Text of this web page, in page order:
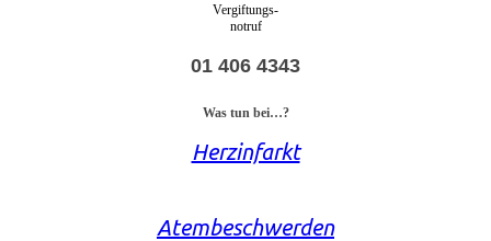
Vergiftungs-
notruf
01 406 4343
Was tun bei…?
Herzinfarkt
Atembeschwerden